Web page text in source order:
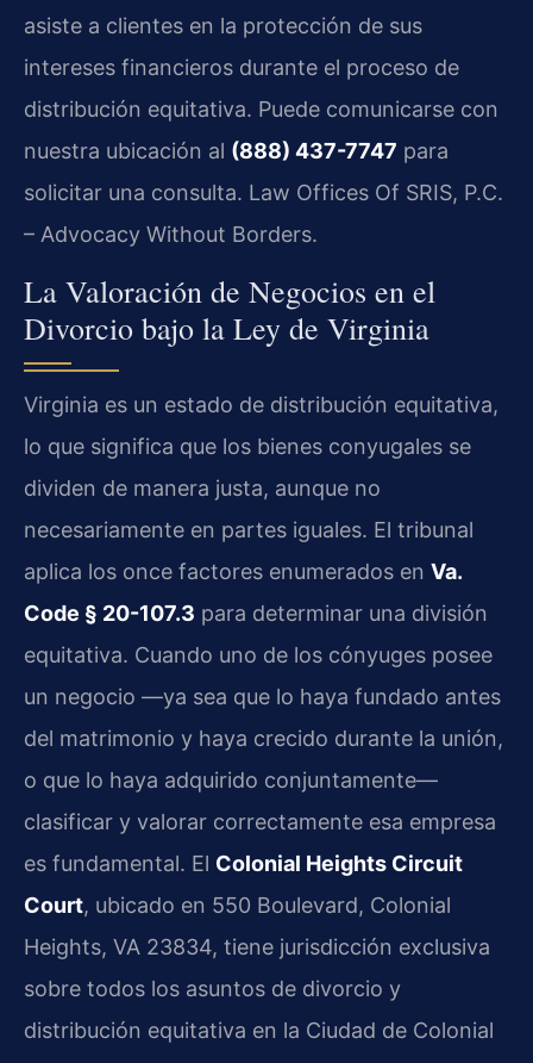
asiste a clientes en la protección de sus
intereses financieros durante el proceso de
distribución equitativa. Puede comunicarse con
nuestra ubicación al (888) 437-7747 para
solicitar una consulta. Law Offices Of SRIS, P.C.
– Advocacy Without Borders.
La Valoración de Negocios en el
Divorcio bajo la Ley de Virginia
Virginia es un estado de distribución equitativa,
lo que significa que los bienes conyugales se
dividen de manera justa, aunque no
necesariamente en partes iguales. El tribunal
aplica los once factores enumerados en Va.
Code § 20-107.3 para determinar una división
equitativa. Cuando uno de los cónyuges posee
un negocio —ya sea que lo haya fundado antes
del matrimonio y haya crecido durante la unión,
o que lo haya adquirido conjuntamente—
clasificar y valorar correctamente esa empresa
es fundamental. El Colonial Heights Circuit
Court, ubicado en 550 Boulevard, Colonial
Heights, VA 23834, tiene jurisdicción exclusiva
sobre todos los asuntos de divorcio y
distribución equitativa en la Ciudad de Colonial